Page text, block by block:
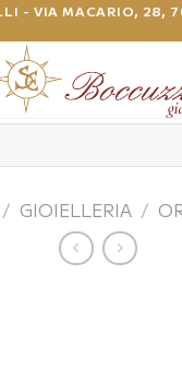
- VIA MACARIO, 28,
/ GIOIELLERIA /